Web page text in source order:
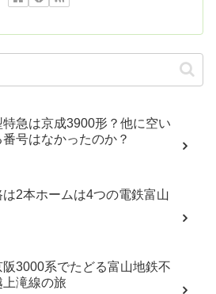
特急は京成3900形？他に空い
番号はなかったのか？
は2本ホームは4つの電鉄富山
阪3000系でたどる富山地鉄不
上滝線の旅